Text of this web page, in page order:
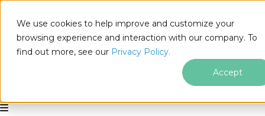
We use cookies to help improve and customize your
browsing experience and interaction with our company. To
find out more, see our Privacy Policy.
Accept